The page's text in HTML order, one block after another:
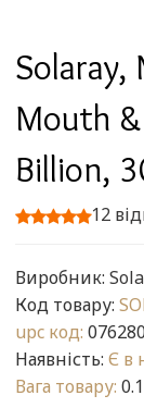
Solaray,
Mouth
Billion,
12
Виробник:
Код товару:
upc код:
Наявність: Є в
Вага товару: